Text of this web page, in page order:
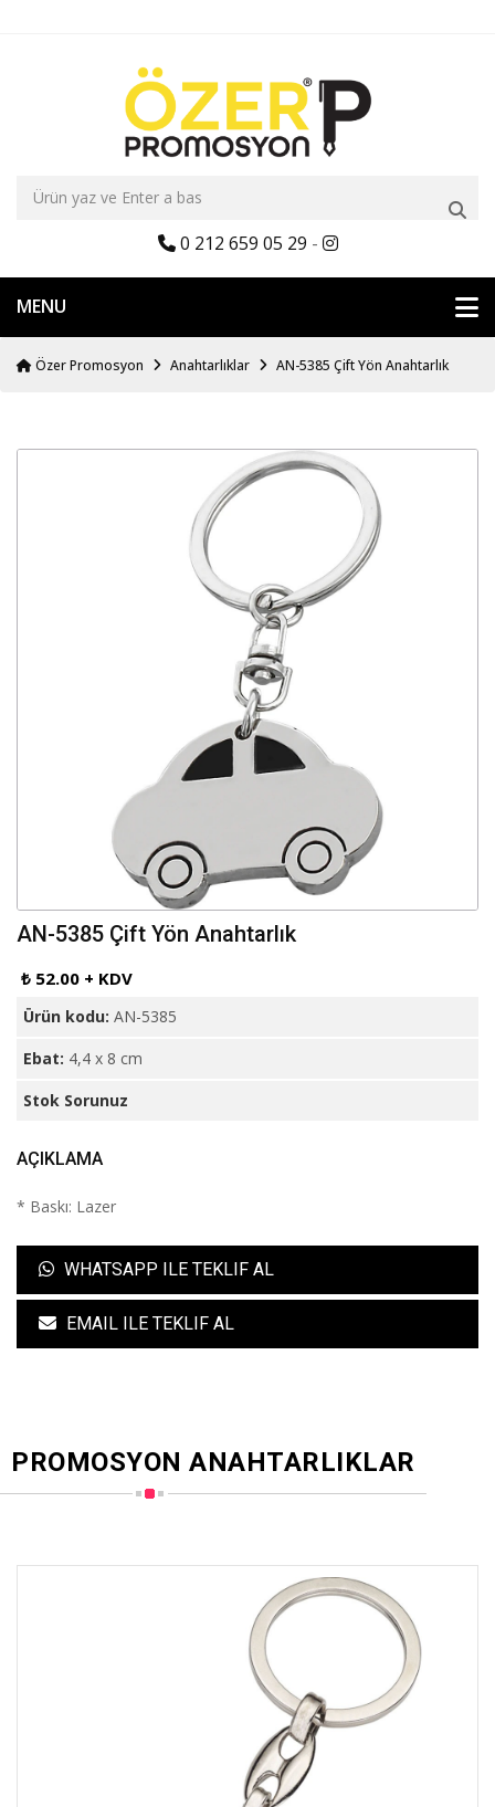
0 212 659 05 29 -
MENU
Özer Promosyon Anahtarlıklar AN-5385 Çift Yön Anahtarlık
AN-5385 Çift Yön Anahtarlık
₺ 52.00 + KDV
Ürün kodu: AN-5385
Ebat: 4,4 x 8 cm
Stok Sorunuz
AÇIKLAMA
* Baskı: Lazer
WHATSAPP ILE TEKLIF AL
EMAIL ILE TEKLIF AL
PROMOSYON ANAHTARLIKLAR